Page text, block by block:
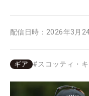
配信日時： 2026年3月
ギア #スコッティ・